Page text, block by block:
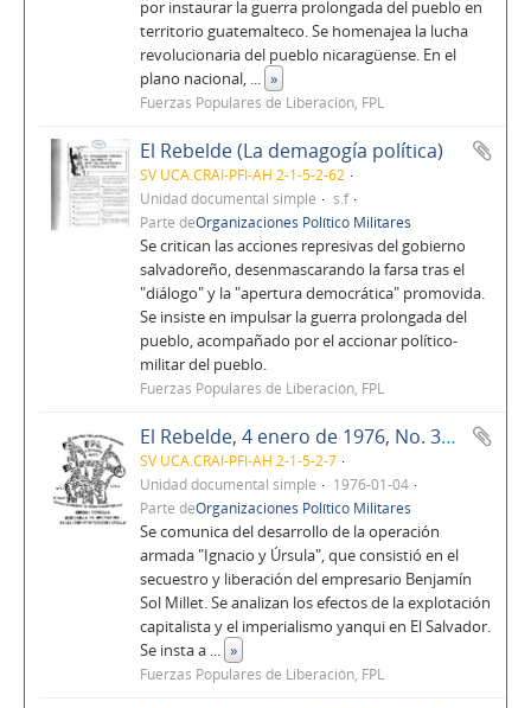
por instaurar la guerra prolongada del pueblo en
territorio guatemalteco. Se homenajea la lucha
revolucionaria del pueblo nicaragüense. En el
plano nacional, ... »
Fuerzas Populares de Liberación, FPL
El Rebelde (La demagogía política)
SV UCA.CRAI-PFI-AH 2-1-5-2-62
Unidad documental simple
s.f
Parte deOrganizaciones Político Militares
Se critican las acciones represivas del gobierno
salvadoreño, desenmascarando la farsa tras el
"diálogo" y la "apertura democrática" promovida.
Se insiste en impulsar la guerra prolongada del
pueblo, acompañado por el accionar político-
militar del pueblo.
Fuerzas Populares de Liberación, FPL
El Rebelde, 4 enero de 1976, No. 38, Año 4
SV UCA.CRAI-PFI-AH 2-1-5-2-7
Unidad documental simple
1976-01-04
Parte deOrganizaciones Político Militares
Se comunica del desarrollo de la operación
armada "Ignacio y Úrsula", que consistió en el
secuestro y liberación del empresario Benjamín
Sol Millet. Se analizan los efectos de la explotación
capitalista y el imperialismo yanqui en El Salvador.
Se insta a ... »
Fuerzas Populares de Liberación, FPL